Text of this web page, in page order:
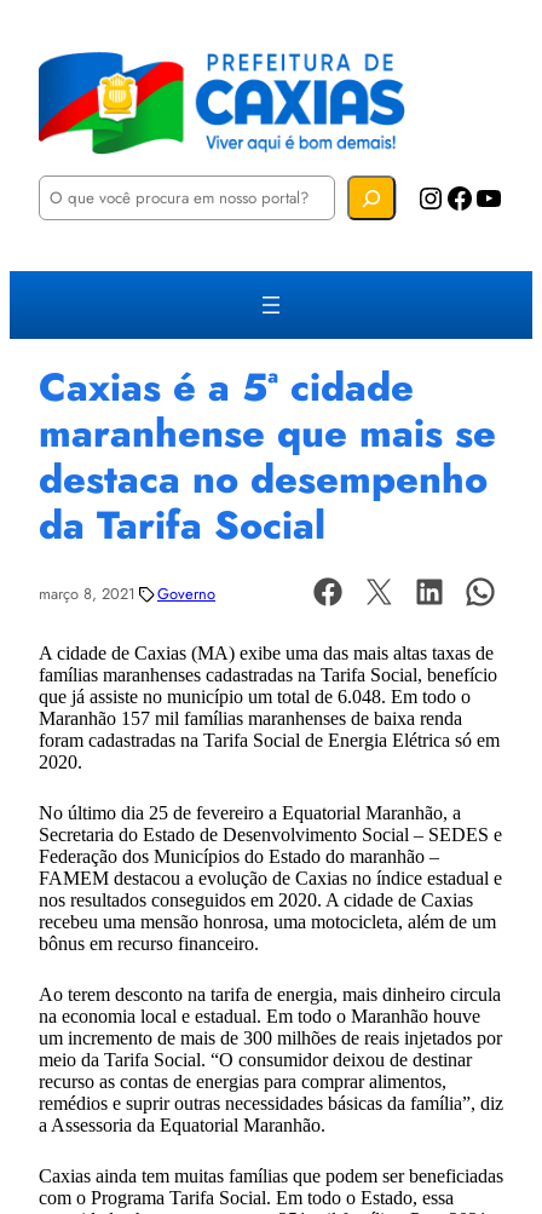
P
u
a
Instagram Facebook YouTube
Caxias é a 5ª cidade
maranhense que mais se
destaca no desempenho
da Tarifa Social
março 8, 2021 Governo
A cidade de Caxias (MA) exibe uma das mais altas taxas de
famílias maranhenses cadastradas na Tarifa Social, benefício
que já assiste no município um total de 6.048. Em todo o
Maranhão 157 mil famílias maranhenses de baixa renda
foram cadastradas na Tarifa Social de Energia Elétrica só em
2020.
No último dia 25 de fevereiro a Equatorial Maranhão, a
Secretaria do Estado de Desenvolvimento Social – SEDES e
Federação dos Municípios do Estado do maranhão –
FAMEM destacou a evolução de Caxias no índice estadual e
nos resultados conseguidos em 2020. A cidade de Caxias
recebeu uma mensão honrosa, uma motocicleta, além de um
bônus em recurso financeiro.
Ao terem desconto na tarifa de energia, mais dinheiro circula
na economia local e estadual. Em todo o Maranhão houve
um incremento de mais de 300 milhões de reais injetados por
meio da Tarifa Social. “O consumidor deixou de destinar
recurso as contas de energias para comprar alimentos,
remédios e suprir outras necessidades básicas da família”, diz
a Assessoria da Equatorial Maranhão.
Caxias ainda tem muitas famílias que podem ser beneficiadas
com o Programa Tarifa Social. Em todo o Estado, essa